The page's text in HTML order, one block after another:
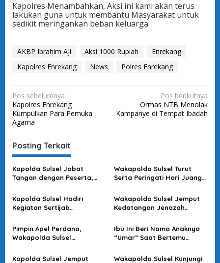
Kapolres Menambahkan, Aksi ini kami akan terus
lakukan guna untuk membantu Masyarakat untuk
sedikit meringankan beban keluarga
AKBP Ibrahim Aji Aksi 1000 Rupiah
Enrekang
Kapolres Enrekang
News Polres Enrekang
N
a
v
g
a
s
p
s
Pos sebelumnya
Kapolres Enrekang
Kumpulkan Para Pemuka
Agama
Pos berikutnya
Ormas NTB Menolak
Kampanye di Tempat Ibadah
Posting Terkait
Kapolda Sulsel Jabat
Tangan dengan Peserta,
Wakapolda Sulsel Turut
Serta Peringati Hari Juang
Kapolda Sulsel Hadiri
Kegiatan Sertijab
AU Sultan Hasanuddin
Wakapolda Sulsel Jemput
Kedatangan Jenazah
Sultan Hasanuddin
Pimpin Apel Perdana,
Wakapolda Sulsel
Ibu Ini Beri Nama Anaknya
“Umar” Saat Bertemu
Kapolda Sulsel Jemput
Wakapolda Sulsel Kunjungi